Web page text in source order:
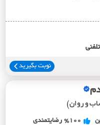
نوبت بگیرید
و روان)
%100 رضایتمندی